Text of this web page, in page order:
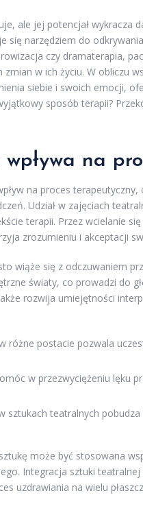
ale jej potencjał wykracza
się narzędziem do
czy dramaterapia,
w ich życiu. W obliczu
siebie i swoich emocji,
sposób terapii?
na
na proces
Udział w zajęciach
terapii. Przez wcielanie
zrozumieniu i akceptacji
wiąże się z odczuwaniem
światy, co prowadzi do
rozwija umiejętności
różne postacie pozwala
w przezwyciężeniu lęku
sztukach teatralnych
może być stosowana
Integracja sztuki
uzdrawiania na wielu